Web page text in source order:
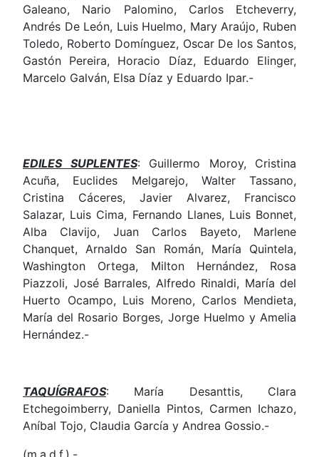
Galeano, Nario Palomino, Carlos Etcheverry,
Andrés De León, Luis Huelmo, Mary Araújo, Ruben
Toledo, Roberto Domínguez, Oscar De los Santos,
Gastón Pereira, Horacio Díaz, Eduardo Elinger,
Marcelo Galván, Elsa Díaz y Eduardo Ipar.-
EDILES SUPLENTES: Guillermo Moroy, Cristina
Acuña, Euclides Melgarejo, Walter Tassano,
Cristina Cáceres, Javier Alvarez, Francisco
Salazar, Luis Cima, Fernando Llanes, Luis Bonnet,
Alba Clavijo, Juan Carlos Bayeto, Marlene
Chanquet, Arnaldo San Román, María Quintela,
Washington Ortega, Milton Hernández, Rosa
Piazzoli, José Barrales, Alfredo Rinaldi, María del
Huerto Ocampo, Luis Moreno, Carlos Mendieta,
María del Rosario Borges, Jorge Huelmo y Amelia
Hernández.-
TAQUÍGRAFOS: María Desanttis, Clara
Etchegoimberry, Daniella Pintos, Carmen Ichazo,
Aníbal Tojo, Claudia García y Andrea Gossio.-
(m.a.d.f.).-